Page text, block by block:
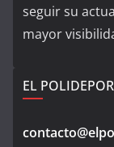
seguir su
mayor
EL